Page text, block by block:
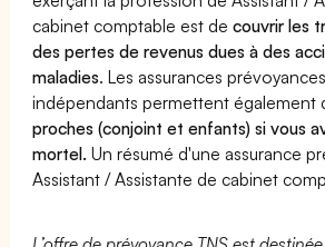
cabinet comptable est decouvrir les
des pertes de revenus dues à des
maladies. Les assurances
indépendants permettent également
proches (conjoint et enfants) si vous
mortel. Un résumé d'une assurance
Assistant / Assistante de cabinet